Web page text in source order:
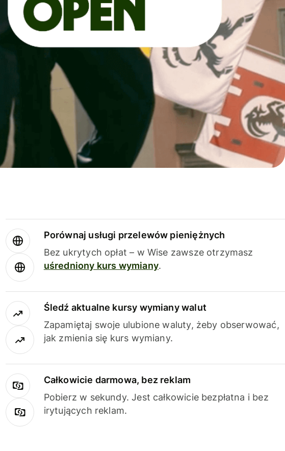
Porównaj usługi przelewów pieniężnych
Bez ukrytych opłat – w Wise zawsze otrzymasz
uśredniony kurs wymiany.
Śledź aktualne kursy wymiany walut
Zapamiętaj swoje ulubione waluty, żeby obserwować,
jak zmienia się kurs wymiany.
Całkowicie darmowa, bez reklam
Pobierz w sekundy. Jest całkowicie bezpłatna i bez
irytujących reklam.